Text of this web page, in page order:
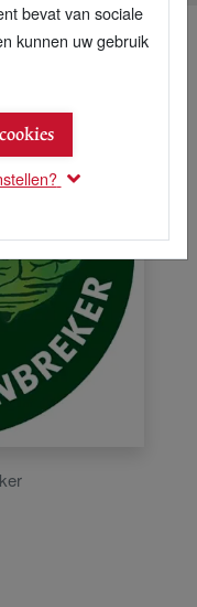
bevat van sociale
kunnen uw gebruik